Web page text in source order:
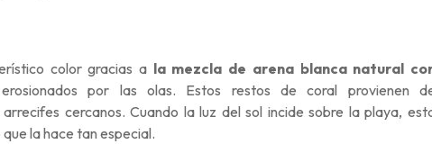
color gracias a la mezcla de arena blanca natural
erosionados por las olas. Estos restos de coral provienen
cercanos. Cuando la luz del sol incide sobre la playa,
la hace tan especial.